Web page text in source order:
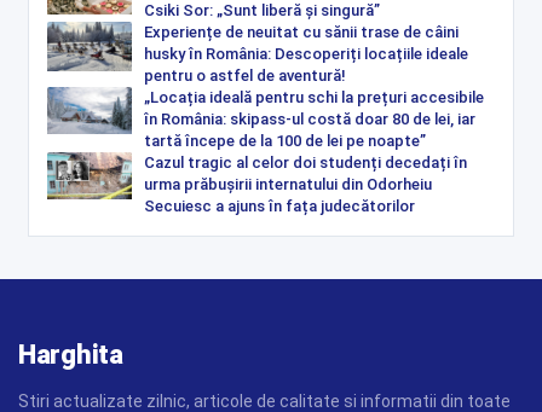
Csiki Sor: „Sunt liberă și singură”
Experiențe de neuitat cu sănii trase de câini
husky în România: Descoperiți locațiile ideale
pentru o astfel de aventură!
„Locația ideală pentru schi la prețuri accesibile
în România: skipass-ul costă doar 80 de lei, iar
tartă începe de la 100 de lei pe noapte”
Cazul tragic al celor doi studenți decedați în
urma prăbușirii internatului din Odorheiu
Secuiesc a ajuns în fața judecătorilor
Harghita
Stiri actualizate zilnic, articole de calitate si informatii din toate